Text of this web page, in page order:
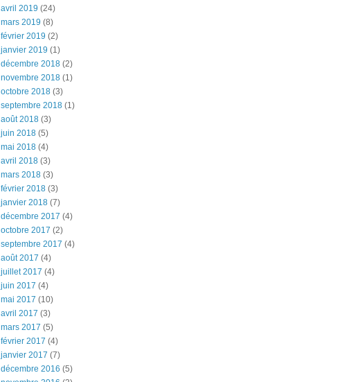
avril 2019 (24)
mars 2019 (8)
février 2019 (2)
janvier 2019 (1)
décembre 2018 (2)
novembre 2018 (1)
octobre 2018 (3)
septembre 2018 (1)
août 2018 (3)
juin 2018 (5)
mai 2018 (4)
avril 2018 (3)
mars 2018 (3)
février 2018 (3)
janvier 2018 (7)
décembre 2017 (4)
octobre 2017 (2)
septembre 2017 (4)
août 2017 (4)
juillet 2017 (4)
juin 2017 (4)
mai 2017 (10)
avril 2017 (3)
mars 2017 (5)
février 2017 (4)
janvier 2017 (7)
décembre 2016 (5)